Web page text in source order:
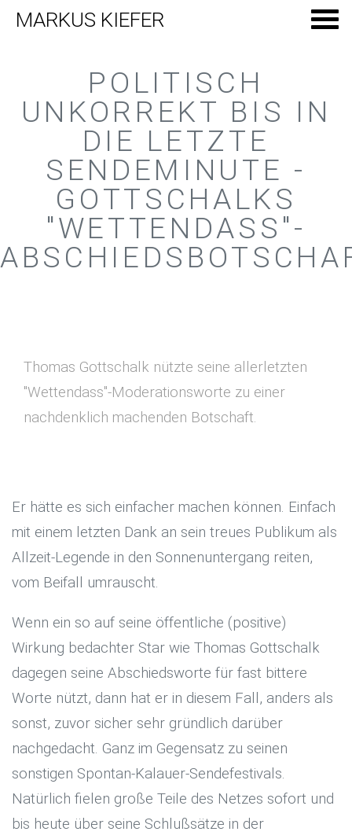
MARKUS KIEFER
POLITISCH
UNKORREKT BIS IN
DIE LETZTE
SENDEMINUTE -
GOTTSCHALKS
"WETTENDASS"-
Thomas Gottschalk nützte seine allerletzten
"Wettendass"-Moderationsworte zu einer
nachdenklich machenden Botschaft.
Er hätte es sich einfacher machen können. Einfach
mit einem letzten Dank an sein treues Publikum als
Allzeit-Legende in den Sonnenuntergang reiten,
vom Beifall umrauscht.
Wenn ein so auf seine öffentliche (positive)
Wirkung bedachter Star wie Thomas Gottschalk
dagegen seine Abschiedsworte für fast bittere
Worte nützt, dann hat er in diesem Fall, anders als
sonst, zuvor sicher sehr gründlich darüber
nachgedacht. Ganz im Gegensatz zu seinen
sonstigen Spontan-Kalauer-Sendefestivals.
Natürlich fielen große Teile des Netzes sofort und
bis heute über seine Schlußsätze in der